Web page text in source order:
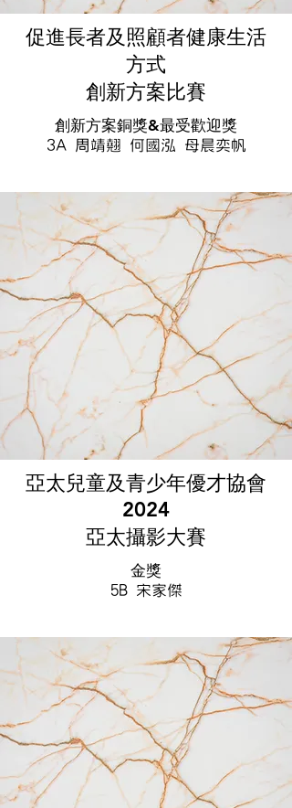
促進長者及照顧者健康生活
方式
創新方案比賽
創新方案銅獎&最受歡迎獎
3A 周靖翹 何國泓 母晨奕帆
亞太兒童及青少年優才協會
2024
亞太攝影大賽
金獎
5B 宋家傑